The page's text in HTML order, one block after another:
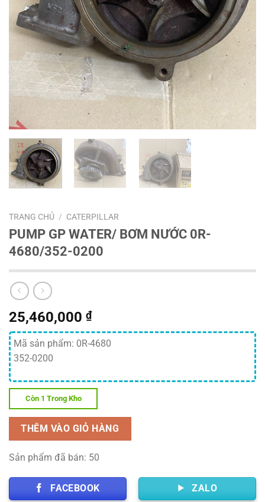
TRANG CHỦ / CATERPILLAR
PUMP GP WATER/ BƠM NƯỚC 0R-
4680/352-0200
25,460,000 ₫
Mã sản phẩm: 0R-4680
352-0200
Còn 1 Trong Kho
THÊM VÀO GIỎ HÀNG
Sản phẩm đã bán: 50
FACEBOOK ZALO